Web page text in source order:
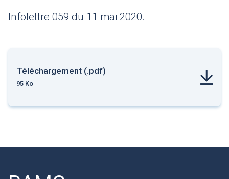
Infolettre 059 du 11 mai 2020.
Téléchargement (.pdf)
95 Ko